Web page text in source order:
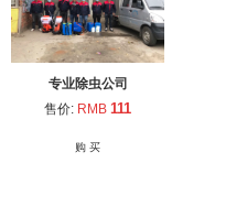
专业除虫公司
售价: RMB 111
购 买